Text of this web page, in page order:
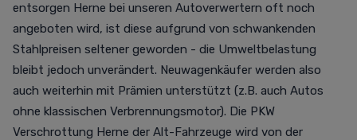
entsorgen Herne bei unseren Autoverwertern oft noch
angeboten wird, ist diese aufgrund von schwankenden
Stahlpreisen seltener geworden - die Umweltbelastung
bleibt jedoch unverändert. Neuwagenkäufer werden also
auch weiterhin mit Prämien unterstützt (z.B. auch Autos
ohne klassischen Verbrennungsmotor). Die PKW
Verschrottung Herne der Alt-Fahrzeuge wird von der